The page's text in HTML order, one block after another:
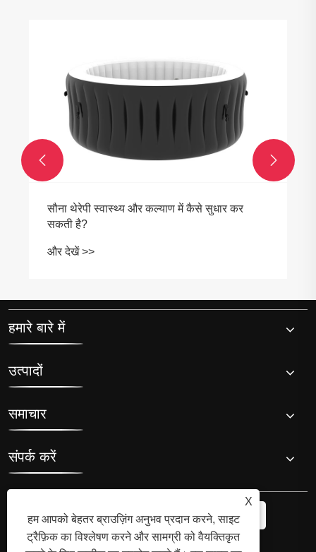
अपनी रिकवरी रूटीन के लिए आइस बाथ चिलर क्यों चुनें?
 
हमारे बारे में
उत्पादों
समाचार
संपर्क करें
X
हम आपको बेहतर ब्राउज़िंग अनुभव प्रदान करने, साइट
ट्रैफ़िक का विश्लेषण करने और सामग्री को वैयक्तिकृत